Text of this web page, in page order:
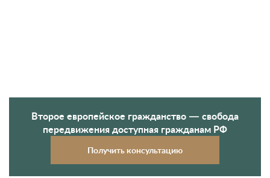
Что читают иммигранты:
Процедура получения ВНЖ в Румынии
Получение ПМЖ в Румынии: все способы